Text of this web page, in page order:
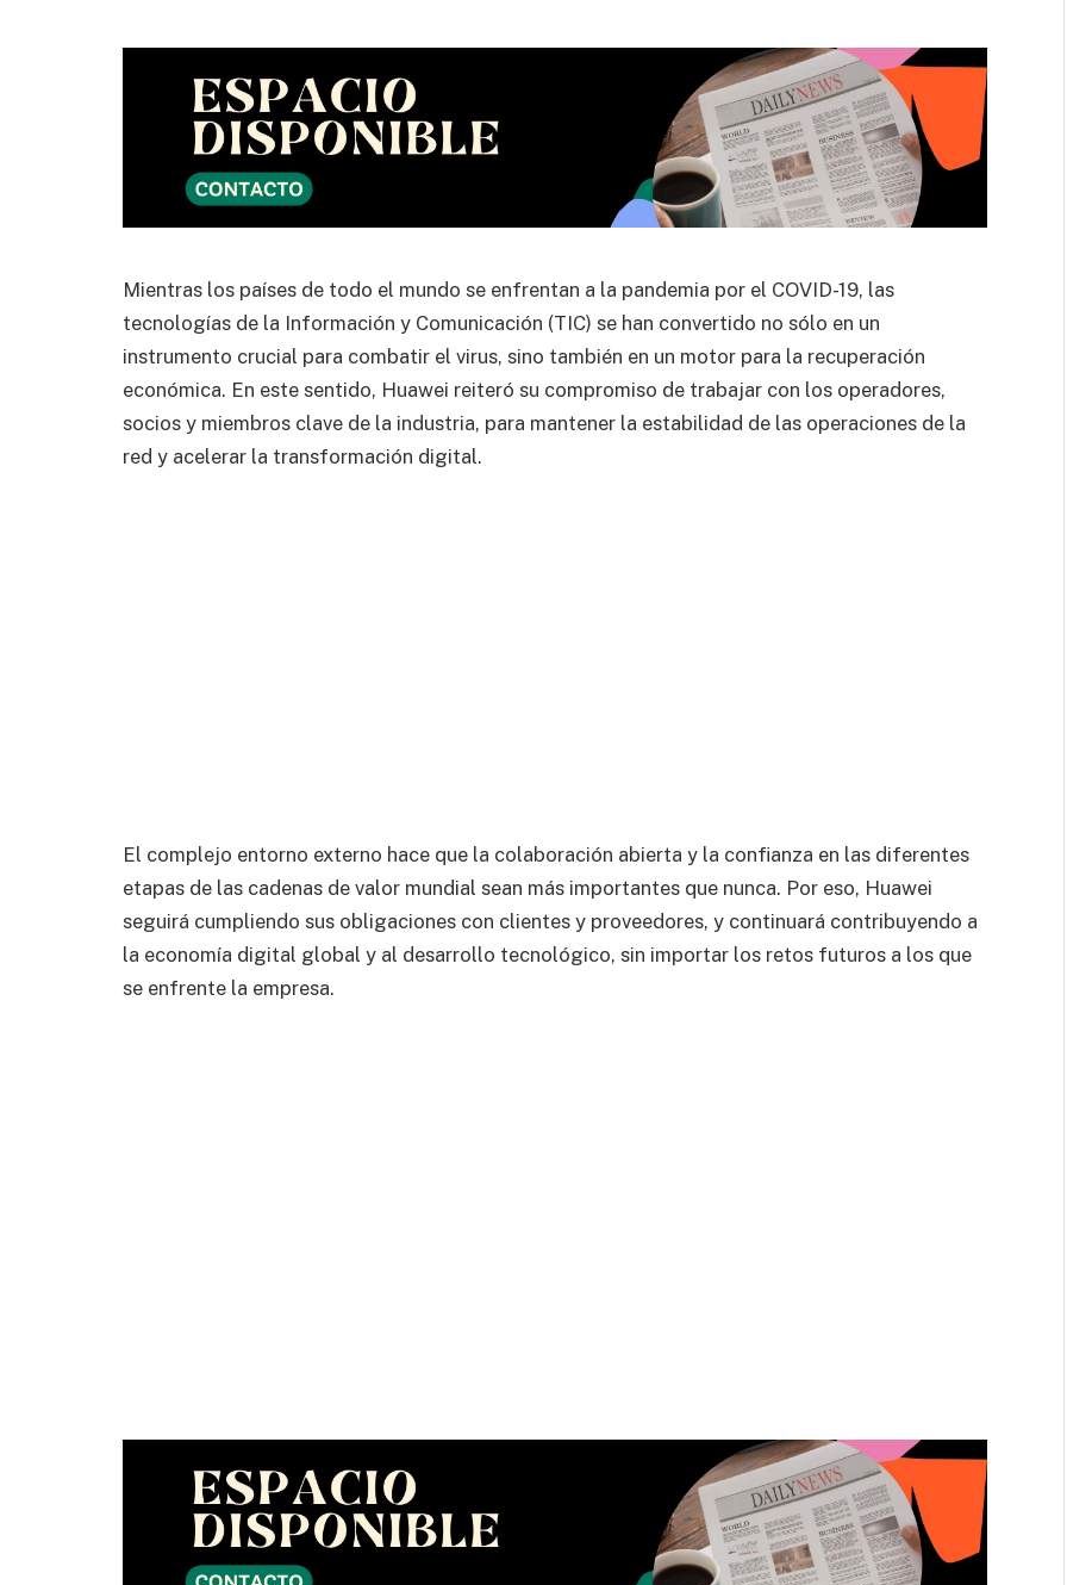
Mientras los países de todo el mundo se enfrentan a la pandemia por el COVID-19, las
tecnologías de la Información y Comunicación (TIC) se han convertido no sólo en un
instrumento crucial para combatir el virus, sino también en un motor para la recuperación
económica. En este sentido, Huawei reiteró su compromiso de trabajar con los operadores,
socios y miembros clave de la industria, para mantener la estabilidad de las operaciones de la
red y acelerar la transformación digital.
El complejo entorno externo hace que la colaboración abierta y la confianza en las diferentes
etapas de las cadenas de valor mundial sean más importantes que nunca. Por eso, Huawei
seguirá cumpliendo sus obligaciones con clientes y proveedores, y continuará contribuyendo a
la economía digital global y al desarrollo tecnológico, sin importar los retos futuros a los que
se enfrente la empresa.